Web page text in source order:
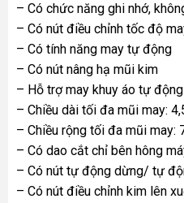
– Có chức năng ghi nhớ,
– Có nút điều chỉnh tốc độ
– Có tính năng may tự động
– Có nút nâng hạ mũi kim
– Hỗ trợ may khuy áo tự
– Chiều dài tối đa mũi may:
– Chiều rộng tối đa mũi may:
– Có dao cắt chỉ bên hông
– Có nút tự động dừng/ tự
– Có nút điều chỉnh kim lên